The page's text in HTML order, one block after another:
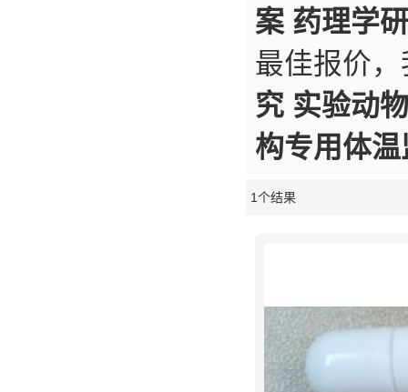
案 药理学
最佳报价
究 实验动
构专用体
1个结果